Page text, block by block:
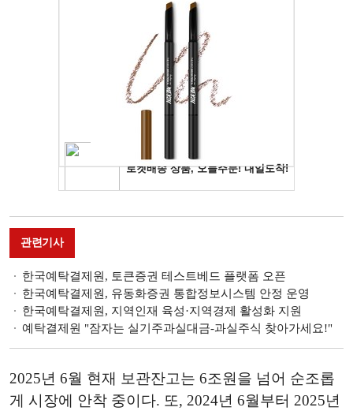
관련기사
한국예탁결제원, 토큰증권 테스트베드 플랫폼 오픈
한국예탁결제원, 유동화증권 통합정보시스템 안정 운영
한국예탁결제원, 지역인재 육성·지역경제 활성화 지원
예탁결제원 "잠자는 실기주과실대금-과실주식 찾아가세요!"
2025년 6월 현재 보관잔고는 6조원을 넘어 순조롭
게 시장에 안착 중이다. 또, 2024년 6월부터 2025년